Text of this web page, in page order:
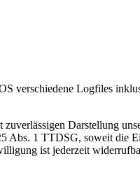
verschiedene Logfiles
Darstellung
Abs. 1 TTDSG, soweit die
ist jederzeit